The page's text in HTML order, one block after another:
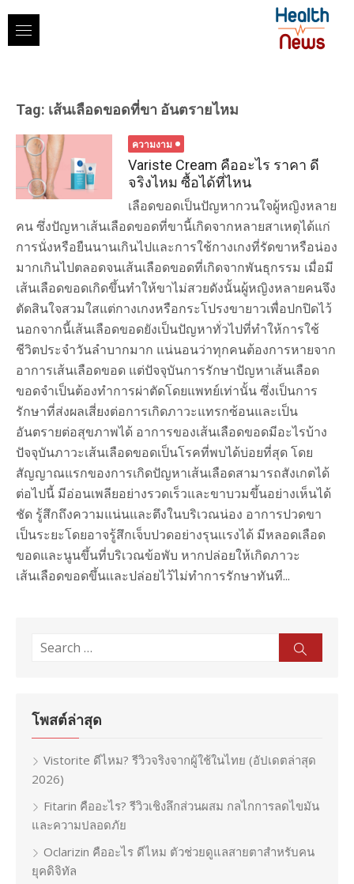
content
Tag: เส้นเลือดขอดที่ขา อันตรายไหม
ความงาม
Variste Cream คืออะไร ราคา ดี
จริงไหม ซื้อได้ที่ไหน
เลือดขอดเป็นปัญหากวนใจผู้หญิงหลาย
คน ซึ่งปัญหาเส้นเลือดขอดที่ขานี้เกิดจากหลายสาเหตุได้แก่
การนั่งหรือยืนนานเกินไปและการใช้กางเกงที่รัดขาหรือน่อง
มากเกินไปตลอดจนเส้นเลือดขอดที่เกิดจากพันธุกรรม เมื่อมี
เส้นเลือดขอดเกิดขึ้นทำให้ขาไม่สวยดังนั้นผู้หญิงหลายคนจึง
ตัดสินใจสวมใสแต่กางเกงหรือกระโปรงขายาวเพื่อปกปิดไว้
นอกจากนี้เส้นเลือดขอดยังเป็นปัญหาทั่วไปที่ทำให้การใช้
ชีวิตประจำวันลำบากมาก แน่นอนว่าทุกคนต้องการหายจาก
อาการเส้นเลือดขอด แต่ปัจจุบันการรักษาปัญหาเส้นเลือด
ขอดจำเป็นต้องทำการผ่าตัดโดยแพทย์เท่านั้น ซึ่งเป็นการ
รักษาที่ส่งผลเสี่ยงต่อการเกิดภาวะแทรกซ้อนและเป็น
อันตรายต่อสุขภาพได้ อาการของเส้นเลือดขอดมีอะไรบ้าง
ปัจจุบันภาวะเส้นเลือดขอดเป็นโรคที่พบได้บ่อยที่สุด โดย
สัญญาณแรกของการเกิดปัญหาเส้นเลือดสามารถสังเกตได้
ต่อไปนี้ มีอ่อนเพลียอย่างรวดเร็วและขาบวมขึ้นอย่างเห็นได้
ชัด รู้สึกถึงความแน่นและตึงในบริเวณน่อง อาการปวดขา
เป็นระยะโดยอาจรู้สึกเจ็บปวดอย่างรุนเเรงได้ มีหลอดเลือด
ขอดและนูนขึ้นที่บริเวณข้อพับ หากปล่อยให้เกิดภาวะ
เส้นเลือดขอดขึ้นเเละปล่อยไว้ไม่ทำการรักษาทันที...
Search
โพสต์ล่าสุด
Vistorite ดีไหม? รีวิวจริงจากผู้ใช้ในไทย (อัปเดตล่าสุด
2026)
Fitarin คืออะไร? รีวิวเชิงลึกส่วนผสม กลไกการลดไขมัน
และความปลอดภัย
Oclarizin คืออะไร ดีไหม ตัวช่วยดูแลสายตาสำหรับคน
ยุคดิจิทัล